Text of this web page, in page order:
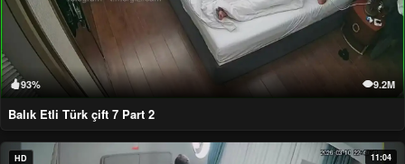
93% 9.2M
Balık Etli Türk çift 7 Part 2
HD 11:04